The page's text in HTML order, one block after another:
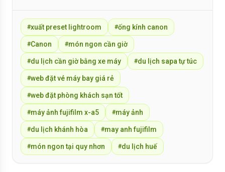
#xuất preset lightroom #ống kính canon
#Canon #món ngon cần giờ
#du lịch cần giờ bằng xe máy #du lịch sapa tự túc
#web đặt vé máy bay giá rẻ
#web đặt phòng khách sạn tốt
#máy ảnh fujifilm x-a5 #máy ảnh
#du lịch khánh hòa #may anh fujifilm
#món ngon tại quy nhơn #du lịch huế